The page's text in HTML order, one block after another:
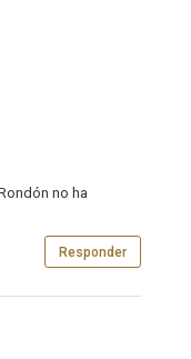
no ha
Responder